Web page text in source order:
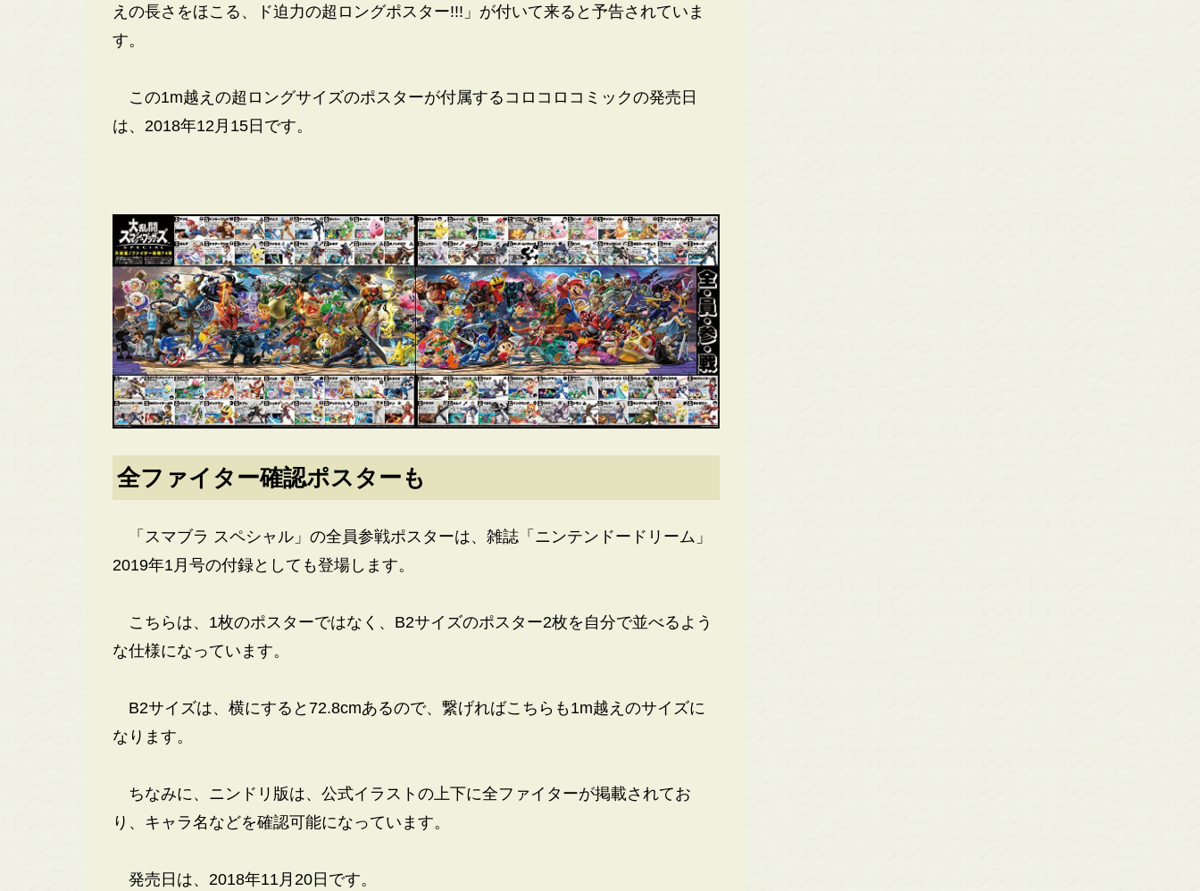
えの長さをほこる、ド迫力の超ロングポスター!!!」が付いて来ると予告されていま
す。
この1m越えの超ロングサイズのポスターが付属するコロコロコミックの発売日
は、2018年12月15日です。
全ファイター確認ポスターも
「スマブラ スペシャル」の全員参戦ポスターは、雑誌「ニンテンドードリーム」
2019年1月号の付録としても登場します。
こちらは、1枚のポスターではなく、B2サイズのポスター2枚を自分で並べるよう
な仕様になっています。
B2サイズは、横にすると72.8cmあるので、繋げればこちらも1m越えのサイズに
なります。
ちなみに、ニンドリ版は、公式イラストの上下に全ファイターが掲載されてお
り、キャラ名などを確認可能になっています。
発売日は、2018年11月20日です。